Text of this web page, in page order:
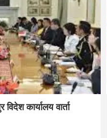
कार्यालय वार्ता